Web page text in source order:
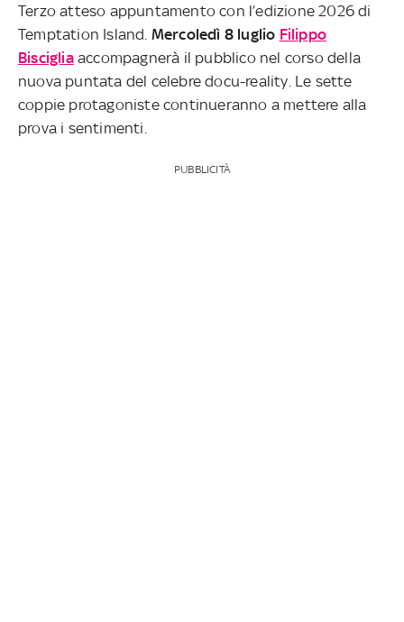
Terzo atteso appuntamento con l’edizione 2026 di
Temptation Island. Mercoledì 8 luglio Filippo
Biscigliaaccompagnerà il pubblico nel corso della
nuova puntata del celebre docu-reality. Le sette
coppie protagoniste continueranno a mettere alla
prova i sentimenti.
PUBBLICITÀ